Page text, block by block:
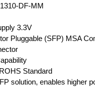
DF-MM
3.3V
Pluggable (SFP) MSA
Standard
solution, enables higher